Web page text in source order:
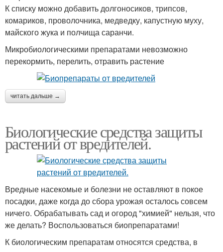
К списку можно добавить долгоносиков, трипсов,
комариков, проволочника, медведку, капустную муху,
майского жука и полчища саранчи.
Микробиологическими препаратами невозможно
перекормить, перелить, отравить растение
читать дальше →
Биологические средства защиты
растений от вредителей.
Вредные насекомые и болезни не оставляют в покое
посадки, даже когда до сбора урожая осталось совсем
ничего. Обрабатывать сад и огород "химией" нельзя, что
же делать? Воспользоваться биопрепаратами!
К биологическим препаратам относятся средства, в